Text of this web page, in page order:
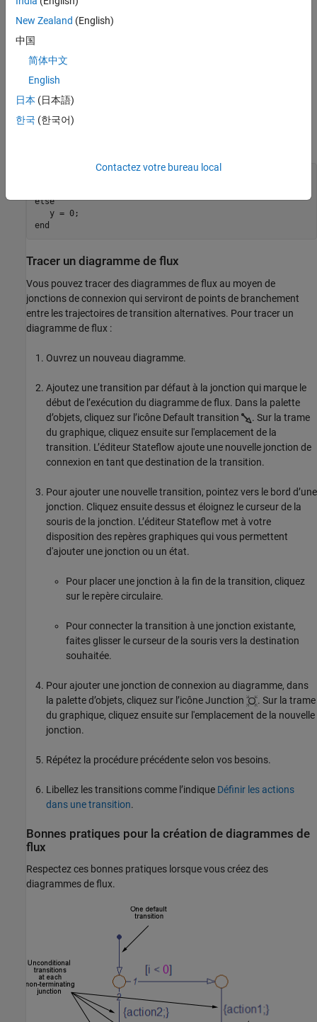
else
end
Tracer un diagramme de flux
Vous pouvez tracer des diagrammes de flux au moyen de
jonctions de connexion qui serviront de points de branchement
entre les trajectoires de transition alternatives. Pour tracer un
diagramme de flux :
Ouvrez un nouveau diagramme.
Ajoutez une transition par défaut à la jonction qui marque le
début de l’exécution du diagramme de flux. Dans la palette
d’objets, cliquez sur l’icône Default transition
. Sur la trame
du graphique, cliquez ensuite sur l'emplacement de la
transition. L’éditeur Stateflow ajoute une nouvelle jonction de
connexion en tant que destination de la transition.
Pour ajouter une nouvelle transition, pointez vers le bord d’une
jonction. Cliquez ensuite dessus et éloignez le curseur de la
souris de la jonction. L’éditeur Stateflow met à votre
disposition des repères graphiques qui vous permettent
d'ajouter une jonction ou un état.
Pour placer une jonction à la fin de la transition, cliquez
sur le repère circulaire.
Pour connecter la transition à une jonction existante,
faites glisser le curseur de la souris vers la destination
souhaitée.
Pour ajouter une jonction de connexion au diagramme, dans
la palette d’objets, cliquez sur l’icône Junction
. Sur la trame
du graphique, cliquez ensuite sur l'emplacement de la nouvelle
jonction.
Répétez la procédure précédente selon vos besoins.
Libellez les transitions comme l’indique Définir les actions
dans une transition.
Bonnes pratiques pour la création de diagrammes de
flux
Respectez ces bonnes pratiques lorsque vous créez des
diagrammes de flux.
New Zealand (English)
中国
简体中文
English
日本 (日本語)
한국 (한국어)
Contactez votre bureau local